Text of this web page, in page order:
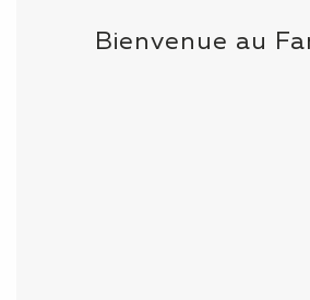
Bienvenue au